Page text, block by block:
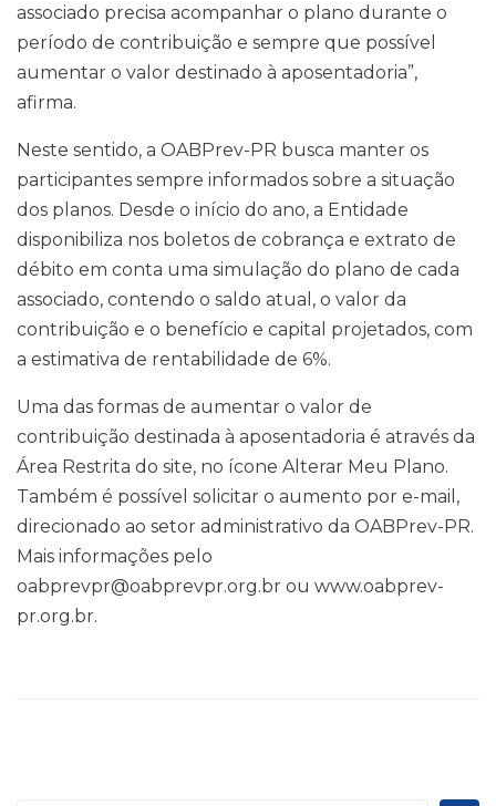
associado precisa acompanhar o plano durante o
período de contribuição e sempre que possível
aumentar o valor destinado à aposentadoria”,
afirma.
Neste sentido, a OABPrev-PR busca manter os
participantes sempre informados sobre a situação
dos planos. Desde o início do ano, a Entidade
disponibiliza nos boletos de cobrança e extrato de
débito em conta uma simulação do plano de cada
associado, contendo o saldo atual, o valor da
contribuição e o benefício e capital projetados, com
a estimativa de rentabilidade de 6%.
Uma das formas de aumentar o valor de
contribuição destinada à aposentadoria é através da
Área Restrita do site, no ícone Alterar Meu Plano.
Também é possível solicitar o aumento por e-mail,
direcionado ao setor administrativo da OABPrev-PR.
Mais informações pelo
oabprevpr@oabprevpr.org.br ou www.oabprev-
pr.org.br.